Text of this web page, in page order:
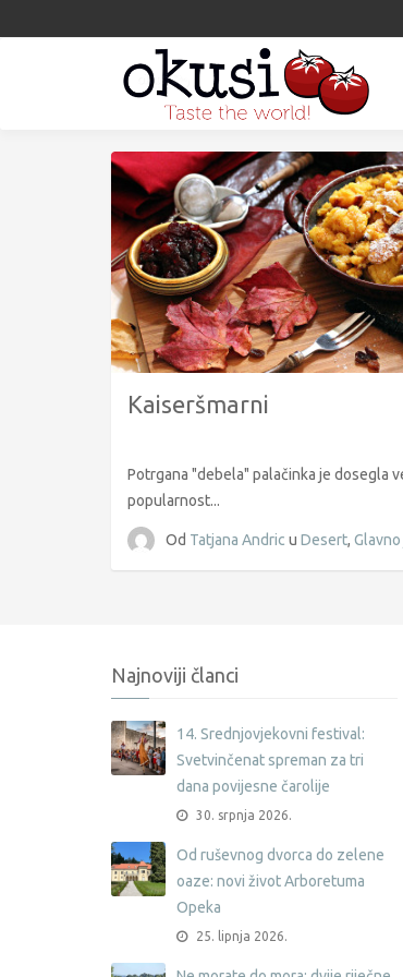
Kaiseršmarni
Potrgana "debela" palačinka je dosegla
popularnost...
Od Tatjana Andric u Desert,
Najnoviji članci
14. Srednjovjekovni festival:
Svetvinčenat spreman za tri
dana povijesne čarolije
30. srpnja 2026.
Od ruševnog dvorca do zelene
oaze: novi život Arboretuma
Opeka
25. lipnja 2026.